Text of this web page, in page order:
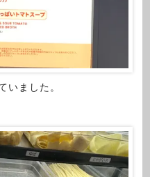
いました。